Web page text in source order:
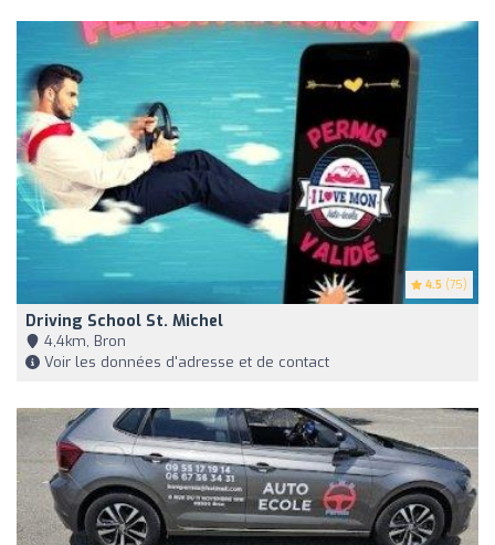
4.5 (75)
Driving School St. Michel
4,4km, Bron
Voir les données d'adresse et de contact